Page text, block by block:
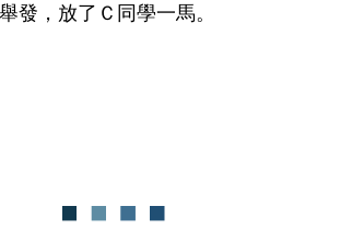
發，放了Ｃ同學一馬。